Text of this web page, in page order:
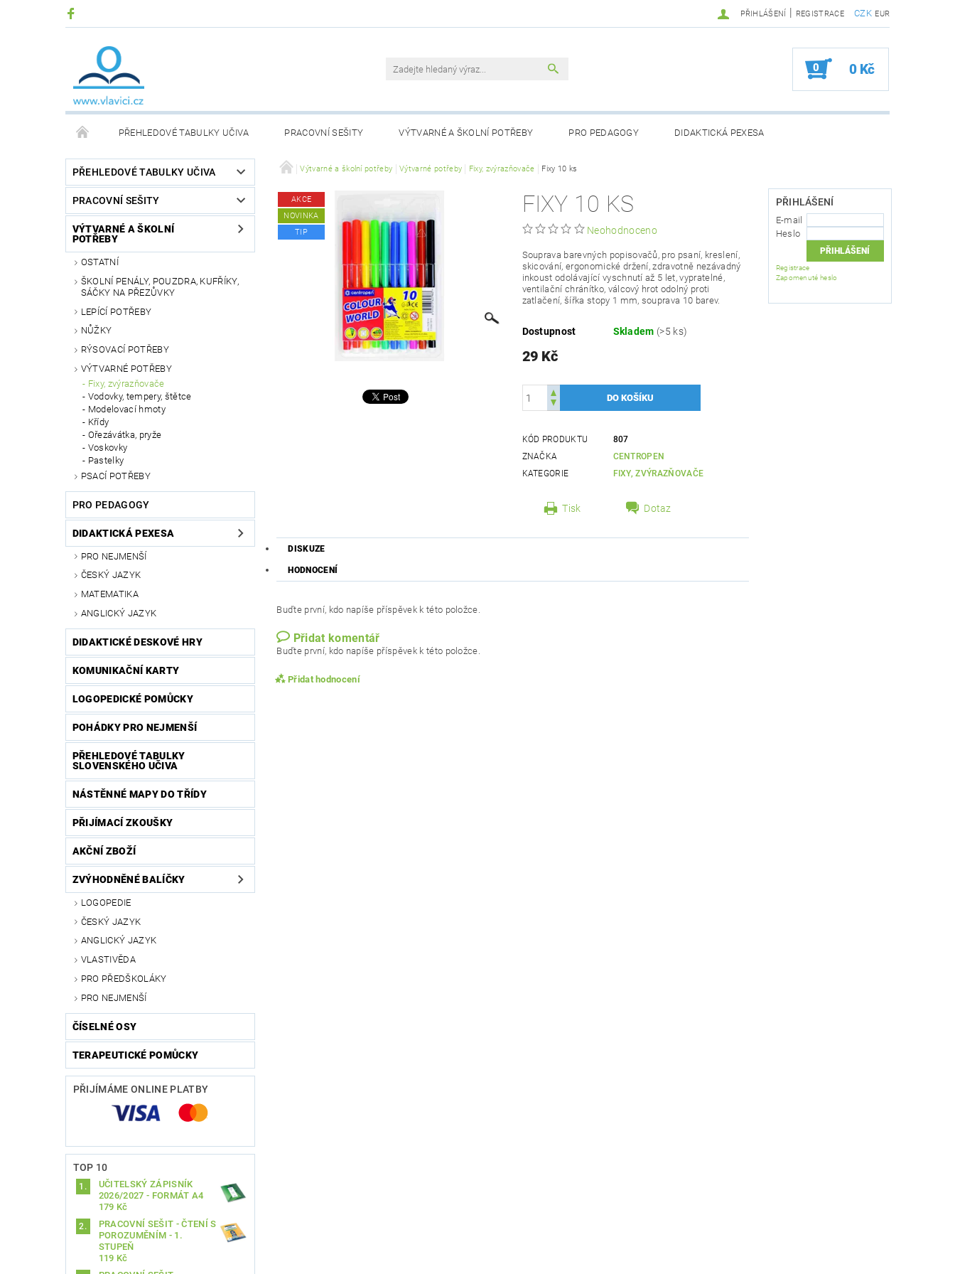
CZK EUR
PŘIHLÁŠENÍ | REGISTRACE
0 0 Kč
PŘEHLEDOVÉ TABULKY UČIVA PRACOVNÍ SEŠITY VÝTVARNÉ A ŠKOLNÍ POTŘEBY PRO PEDAGOGY DIDAKTICKÁ PEXESA
DIDAKTICKÉ DESKOVÉ HRY KOMUNIKAČNÍ KARTY LOGOPEDICKÉ POMŮCKY POHÁDKY PRO NEJMENŠÍ
PŘEHLEDOVÉ TABULKY SLOVENSKÉHO UČIVA NÁSTĚNNÉ MAPY DO TŘÍDY PŘIJÍMACÍ ZKOUŠKY AKČNÍ ZBOŽÍ ZVÝHODNĚNÉ BALÍČKY
ČÍSELNÉ OSY
PŘEHLEDOVÉ TABULKY UČIVA
PRACOVNÍ SEŠITY
VÝTVARNÉ A ŠKOLNÍ
POTŘEBY
OSTATNÍ
ŠKOLNÍ PENÁLY, POUZDRA, KUFŘÍKY,
SÁČKY NA PŘEZŮVKY
LEPÍCÍ POTŘEBY
NŮŽKY
RÝSOVACÍ POTŘEBY
VÝTVARNÉ POTŘEBY
Fixy, zvýrazňovače
Vodovky, tempery, štětce
Modelovací hmoty
Křídy
Ořezávátka, pryže
Voskovky
Pastelky
PSACÍ POTŘEBY
PRO PEDAGOGY
DIDAKTICKÁ PEXESA
PRO NEJMENŠÍ
ČESKÝ JAZYK
MATEMATIKA
ANGLICKÝ JAZYK
DIDAKTICKÉ DESKOVÉ HRY
KOMUNIKAČNÍ KARTY
LOGOPEDICKÉ POMŮCKY
POHÁDKY PRO NEJMENŠÍ
PŘEHLEDOVÉ TABULKY
SLOVENSKÉHO UČIVA
NÁSTĚNNÉ MAPY DO TŘÍDY
PŘIJÍMACÍ ZKOUŠKY
AKČNÍ ZBOŽÍ
ZVÝHODNĚNÉ BALÍČKY
LOGOPEDIE
ČESKÝ JAZYK
ANGLICKÝ JAZYK
VLASTIVĚDA
PRO PŘEDŠKOLÁKY
PRO NEJMENŠÍ
ČÍSELNÉ OSY
TERAPEUTICKÉ POMŮCKY
PŘIJÍMÁME ONLINE PLATBY
TOP 10
UČITELSKÝ ZÁPISNÍK
2026/2027 - FORMÁT A4
179 Kč
PRACOVNÍ SEŠIT - ČTENÍ S
POROZUMĚNÍM - 1.
STUPEŇ
119 Kč
Výtvarné a školní potřeby Výtvarné potřeby Fixy, zvýrazňovače Fixy 10 ks
AKCE
NOVINKA
TIP
FIXY 10 KS
Neohodnoceno
Souprava barevných popisovačů, pro psaní, kreslení,
skicování, ergonomické držení, zdravotně nezávadný
inkoust odolávající vyschnutí až 5 let, vypratelné,
ventilační chránítko, válcový hrot odolný proti
zatlačení, šířka stopy 1 mm, souprava 10 barev.
Dostupnost Skladem (>5 ks)
29 Kč
KÓD PRODUKTU
807
ZNAČKA
CENTROPEN
KATEGORIE
FIXY, ZVÝRAZŇOVAČE
Tisk Dotaz
DISKUZE
HODNOCENÍ
Buďte první, kdo napíše příspěvek k této položce.
Přidat komentář
Buďte první, kdo napíše příspěvek k této položce.
Přidat hodnocení
PŘIHLÁŠENÍ
E-mail
Heslo
Registrace
Zapomenuté heslo